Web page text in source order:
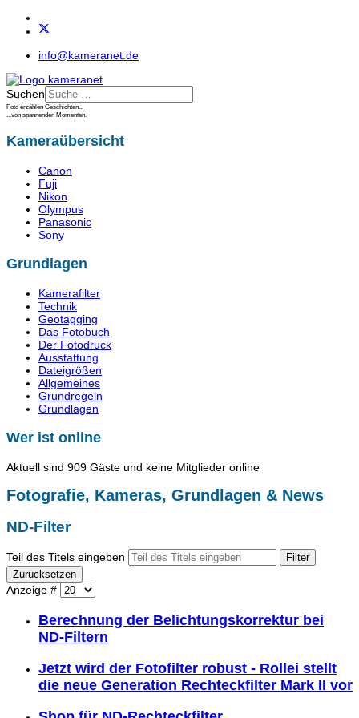
info@kameranet.de
Suchen
Foto erzählen Geschichten...
...von spannenden Momenten.
Kameraübersicht
Canon
Fuji
Nikon
Olympus
Panasonic
Sony
Grundlagen
Kamerafilter
Technik
Geotagging
Das Fotobuch
Der Fotodruck
Ausstattung
Dateigrößen
Allgemeines
Grundregeln
Grundlagen
Wer ist online
Aktuell sind 909 Gäste und keine Mitglieder online
Fotografie, Kameras, Grundlagen & News
ND-Filter
Teil des Titels eingeben
Filter
Zurücksetzen
Anzeige #
Berechnung der Belichtungskorrektur bei
ND-Filtern
Jetzt wird der Fotofilter robust - Rollei stellt
die neue Generation Rechteckfilter Mark II vor